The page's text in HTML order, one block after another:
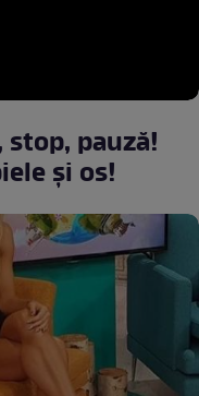
stop, pauză!
și os!